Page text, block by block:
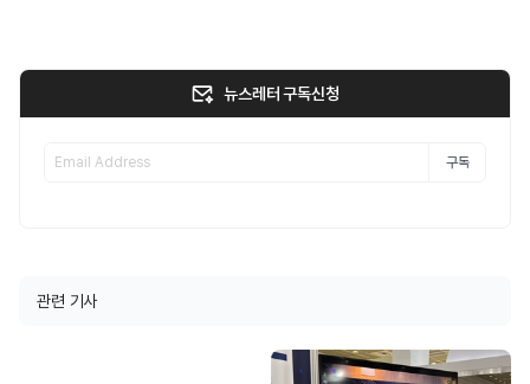
뉴스레터 구독신청
구독
관련 기사